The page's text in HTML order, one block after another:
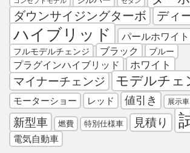
ダウンサイジングターボ ディ
ハイブリッド パールホワイト
フルモデルチェンジ ブラック ブルー
プラグインハイブリッド ホワイト
マイナーチェンジ モデルチェ
モーターショー レッド 値引き 展示車
新型車 燃費 特別仕様車 見積り
電気自動車